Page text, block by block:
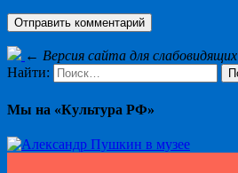
← Версия сайта для слабовидящих
Найти:
Мы на «Культура РФ»